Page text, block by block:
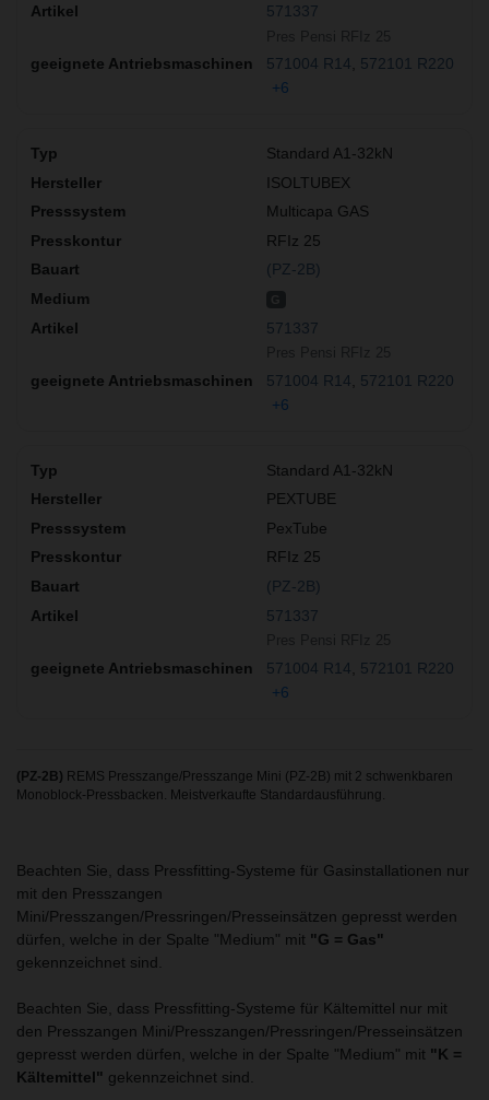
571337
571004 R14
572101 R220
+6
Standard A1-32kN
ISOLTUBEX
Multicapa GAS
RFIz 25
(PZ-2B)
571337
571004 R14
572101 R220
+6
Standard A1-32kN
PEXTUBE
PexTube
RFIz 25
(PZ-2B)
571337
571004 R14
572101 R220
+6
(PZ-2B) REMS Presszange/Presszange Mini (PZ-2B) mit 2 schwenkbaren
Monoblock-Pressbacken. Meistverkaufte Standardausführung.
Beachten Sie, dass Pressfitting-Systeme für Gasinstallationen nur
mit den Presszangen
Mini/Presszangen/Pressringen/Presseinsätzen gepresst werden
dürfen, welche in der Spalte "Medium" mit "G = Gas"
gekennzeichnet sind.
Beachten Sie, dass Pressfitting-Systeme für Kältemittel nur mit
den Presszangen Mini/Presszangen/Pressringen/Presseinsätzen
gepresst werden dürfen, welche in der Spalte "Medium" mit "K =
Kältemittel" gekennzeichnet sind.